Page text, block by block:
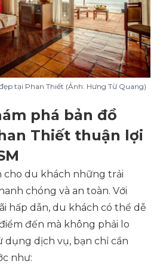
tại Phan Thiết (Ảnh: Hưng Từ Quang)
phá bản đồ
Thiết thuận lợi
cho du khách những trải
chóng và an toàn. Với
hấp dẫn, du khách có thể dễ
đến mà không phải lo
dụng dịch vụ, bạn chỉ cần
như: